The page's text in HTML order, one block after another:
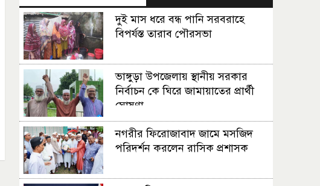
দুই মাস ধরে বন্ধ পানি সরবরাহে
বিপর্যস্ত তারাব পৌরসভা
ভাঙ্গুড়া উপজেলায় স্থানীয় সরকার
নির্বাচন কে ঘিরে জামায়াতের প্রার্থী
ঘোষণা
নগরীর ফিরোজাবাদ জামে মসজিদ
পরিদর্শন করলেন রাসিক প্রশাসক